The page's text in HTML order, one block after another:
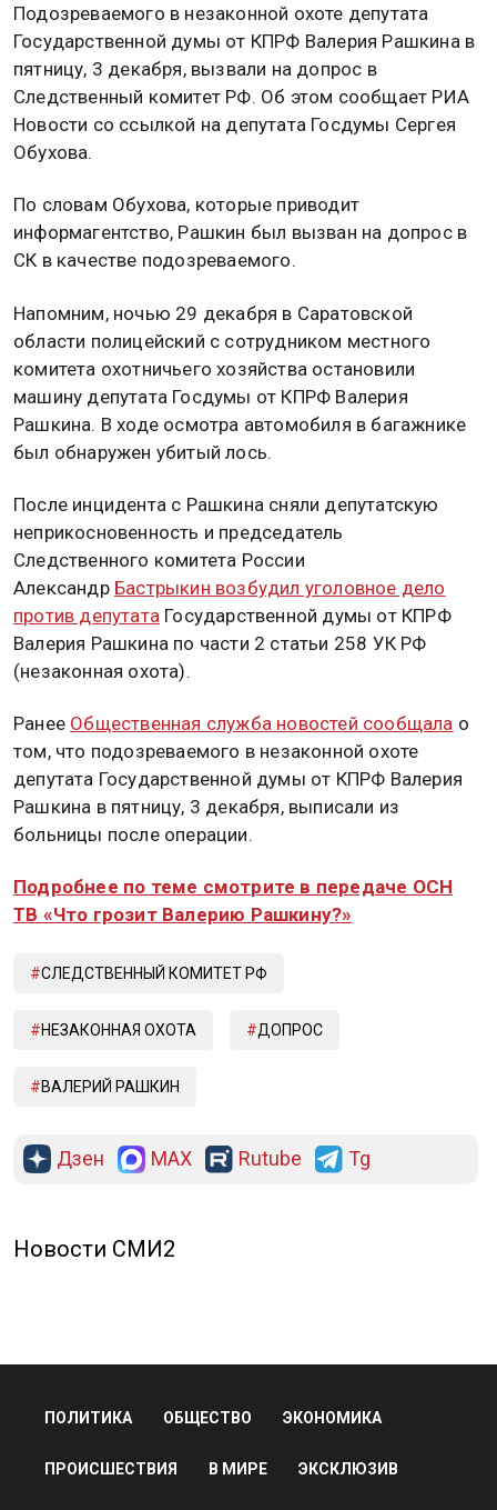
Подозреваемого в незаконной охоте депутата
Государственной думы от КПРФ Валерия Рашкина в
пятницу, 3 декабря, вызвали на допрос в
Следственный комитет РФ. Об этом сообщает РИА
Новости со ссылкой на депутата Госдумы Сергея
Обухова.
По словам Обухова, которые приводит
информагентство, Рашкин был вызван на допрос в
СК в качестве подозреваемого.
Напомним, ночью 29 декабря в Саратовской
области полицейский с сотрудником местного
комитета охотничьего хозяйства остановили
машину депутата Госдумы от КПРФ Валерия
Рашкина. В ходе осмотра автомобиля в багажнике
был обнаружен убитый лось.
После инцидента с Рашкина сняли депутатскую
неприкосновенность и председатель
Следственного комитета России
Александр Бастрыкин возбудил уголовное дело
против депутата Государственной думы от КПРФ
Валерия Рашкина по части 2 статьи 258 УК РФ
(незаконная охота).
Ранее Общественная служба новостей сообщала о
том, что подозреваемого в незаконной охоте
депутата Государственной думы от КПРФ Валерия
Рашкина в пятницу, 3 декабря, выписали из
больницы после операции.
Подробнее по теме смотрите в передаче ОСН
ТВ «Что грозит Валерию Рашкину?»
СЛЕДСТВЕННЫЙ КОМИТЕТ РФ
НЕЗАКОННАЯ ОХОТА ДОПРОС
ВАЛЕРИЙ РАШКИН
Дзен MAX Rutube Tg
Новости СМИ2
ПОЛИТИКА ОБЩЕСТВО ЭКОНОМИКА
ПРОИСШЕСТВИЯ В МИРЕ ЭКСКЛЮЗИВ